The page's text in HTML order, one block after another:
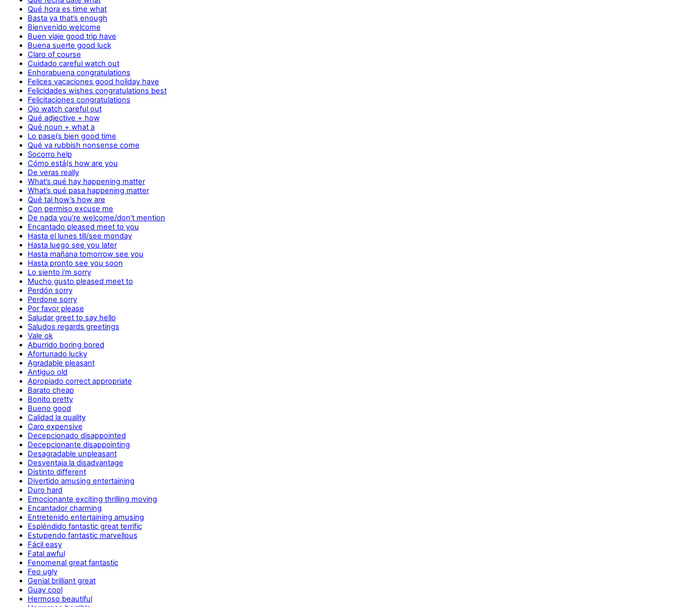
Qué hora es time what
Basta ya that’s enough
Bienvenido welcome
Buen viaje good trip have
Buena suerte good luck
Claro of course
Cuidado careful watch out
Enhorabuena congratulations
Felices vacaciones good holiday have
Felicidades wishes congratulations best
Felicitaciones congratulations
Ojo watch careful out
Qué adjective + how
Qué noun + what a
Lo pase(s bien good time
Qué va rubbish nonsense come
Socorro help
Cómo está(s how are you
De veras really
What’s qué hay happening matter
What’s qué pasa happening matter
Qué tal how’s how are
Con permiso excuse me
De nada you’re welcome/don’t mention
Encantado pleased meet to you
Hasta el lunes till/see monday
Hasta luego see you later
Hasta mañana tomorrow see you
Hasta pronto see you soon
Lo siento i'm sorry
Mucho gusto pleased meet to
Perdón sorry
Perdone sorry
Por favor please
Saludar greet to say hello
Saludos regards greetings
Vale ok
Aburrido boring bored
Afortunado lucky
Agradable pleasant
Antiguo old
Apropiado correct appropriate
Barato cheap
Bonito pretty
Bueno good
Calidad la quality
Caro expensive
Decepcionado disappointed
Decepcionante disappointing
Desagradable unpleasant
Desventaja la disadvantage
Distinto different
Divertido amusing entertaining
Duro hard
Emocionante exciting thrilling moving
Encantador charming
Entretenido entertaining amusing
Espléndido fantastic great terrific
Estupendo fantastic marvellous
Fácil easy
Fatal awful
Fenomenal great fantastic
Feo ugly
Genial brilliant great
Guay cool
Hermoso beautiful